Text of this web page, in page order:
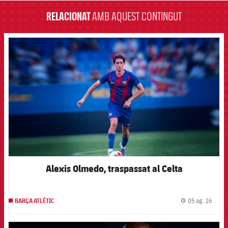
RELACIONATAMB AQUEST CONTINGUT
FCB Barcelona badge
Alexis Olmedo, traspassat al Celta
BARÇA ATLÈTIC 05 ag. 26